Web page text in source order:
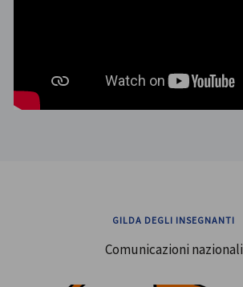
GILDA DEGLI INSEGNANTI
Comunicazioni nazionali